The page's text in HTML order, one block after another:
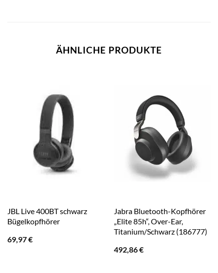
ÄHNLICHE PRODUKTE
JBL Live 400BT schwarz
Bügelkopfhörer
69,97€
Jabra Bluetooth-Kopfhörer
„Elite 85h“, Over-Ear,
Titanium/Schwarz (186777)
492,86€